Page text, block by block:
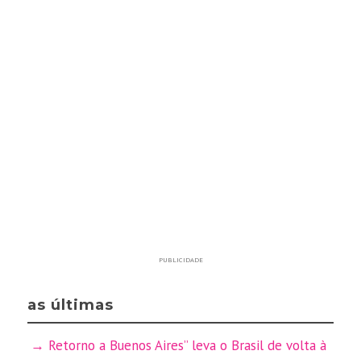
PUBLICIDADE
as últimas
Retorno a Buenos Aires” leva o Brasil de volta à